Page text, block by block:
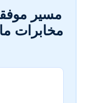
مسیر
مخابرات